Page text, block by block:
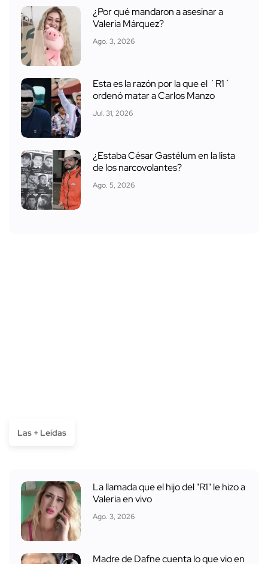
¿Por qué mandaron a asesinar a
Valeria Márquez?
Ago. 3, 2026
Esta es la razón por la que el ´R1´
ordenó matar a Carlos Manzo
Jul. 31, 2026
¿Estaba César Gastélum en la lista
de los narcovolantes?
Ago. 5, 2026
Las + Leídas
La llamada que el hijo del "R1" le hizo a
Valeria en vivo
Ago. 3, 2026
Madre de Dafne cuenta lo que vio en